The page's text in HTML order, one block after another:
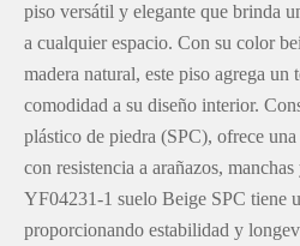
piso versátil y elegante que brinda
a cualquier espacio. Con su color
madera natural, este piso agrega un
comodidad a su diseño interior.
plástico de piedra (SPC), ofrece
con resistencia a arañazos,
YF04231-1 suelo Beige SPC tiene
proporcionando estabilidad y